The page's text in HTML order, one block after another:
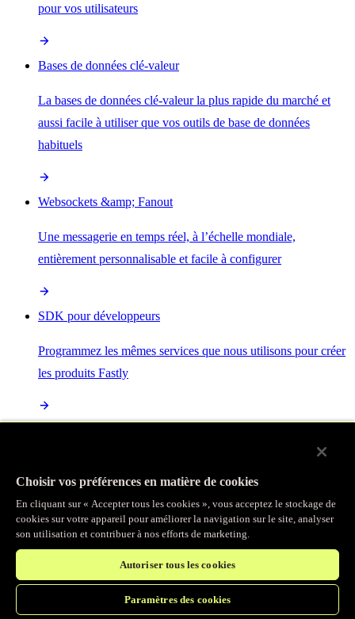
pour vos utilisateurs
Bases de données clé-valeur
La bases de données clé-valeur la plus rapide du marché et
aussi facile à utiliser que vos outils de base de données
habituels
Websockets &amp; Fanout
Une messagerie en temps réel, à l’échelle mondiale,
entièrement personnalisable et facile à configurer
SDK pour développeurs
Programmez les mêmes services que nous utilisons pour créer
les produits Fastly
sur des normes ouvertes et intégrée à la suite complète de
produits Fastly
Accélérez vos charges de travail d’IA et gagnez en efficacité
Choisir vos préférences en matière de cookies
En cliquant sur « Accepter tous les cookies », vous acceptez le stockage de
cookies sur votre appareil pour améliorer la navigation sur le site, analyser
son utilisation et contribuer à nos efforts de marketing.
Autoriser tous les cookies
Paramètres des cookies